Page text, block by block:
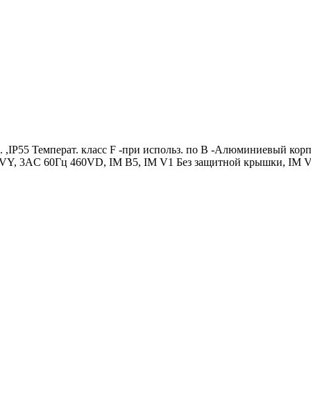
Температ. класс F -при использ. по B -Алюминиевый
3AC 60Гц 460VD, IM B5, IM V1 Без защитной крышки, IM